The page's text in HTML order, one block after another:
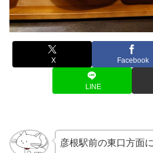
X Facebook
LINE
彦根駅前の東口方面